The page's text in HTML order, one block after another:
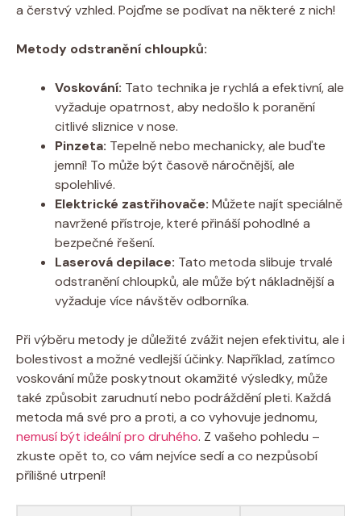
a čerstvý vzhled. Pojďme se podívat na některé z nich!
Metody odstranění chloupků:
Voskování: Tato technika je rychlá a efektivní, ale
vyžaduje opatrnost, aby nedošlo k poranění
citlivé sliznice v nose.
Pinzeta: Tepelně nebo mechanicky, ale buďte
jemní! To může být časově náročnější, ale
spolehlivé.
Elektrické zastřihovače: Můžete najít speciálně
navržené přístroje, které přináší pohodlné a
bezpečné řešení.
Laserová depilace: Tato metoda slibuje trvalé
odstranění chloupků, ale může být nákladnější a
vyžaduje více návštěv odborníka.
Při výběru metody je důležité zvážit nejen efektivitu, ale i
bolestivost a možné vedlejší účinky. Například, zatímco
voskování může poskytnout okamžité výsledky, může
také způsobit zarudnutí nebo podráždění pleti. Každá
metoda má své pro a proti, a co vyhovuje jednomu,
nemusí být ideální pro druhého. Z vašeho pohledu –
zkuste opět to, co vám nejvíce sedí a co nezpůsobí
přílišné utrpení!